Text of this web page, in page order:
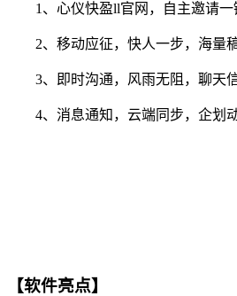
1、心仪快盈ll官网，自主邀请一
2、移动应征，快人一步，海量稿
3、即时沟通，风雨无阻，聊天信
4、消息通知，云端同步，企划动
【软件亮点】